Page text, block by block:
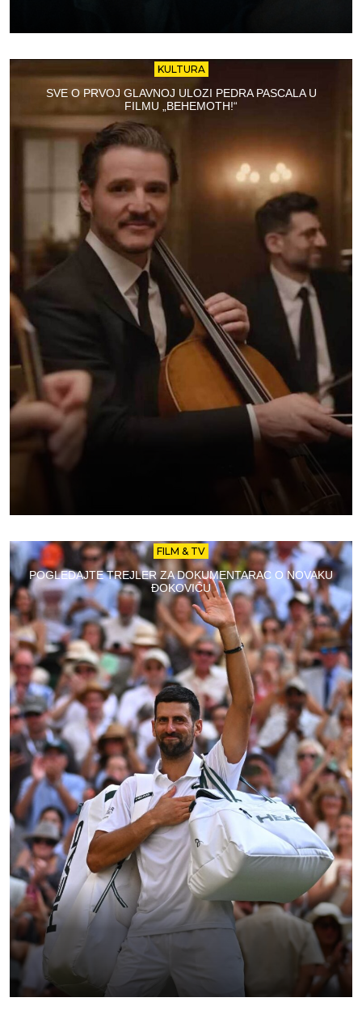
KULTURA
SVE O PRVOJ GLAVNOJ ULOZI PEDRA PASCALA U
FILMU „BEHEMOTH!“
FILM & TV
POGLEDAJTE TREJLER ZA DOKUMENTARAC O NOVAKU
ĐOKOVIĆU